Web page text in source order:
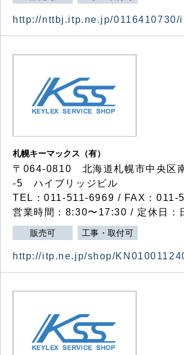
http://nttbj.itp.ne.jp/0116410730/
札幌キーマックス（有）
〒064-0810 北海道札幌市中央区
-5 ハイブリッジビル
TEL：011-511-6969 / FAX：011-
営業時間：8:30〜17:30 / 定休日：
販売可 工事・取付可
http://itp.ne.jp/shop/